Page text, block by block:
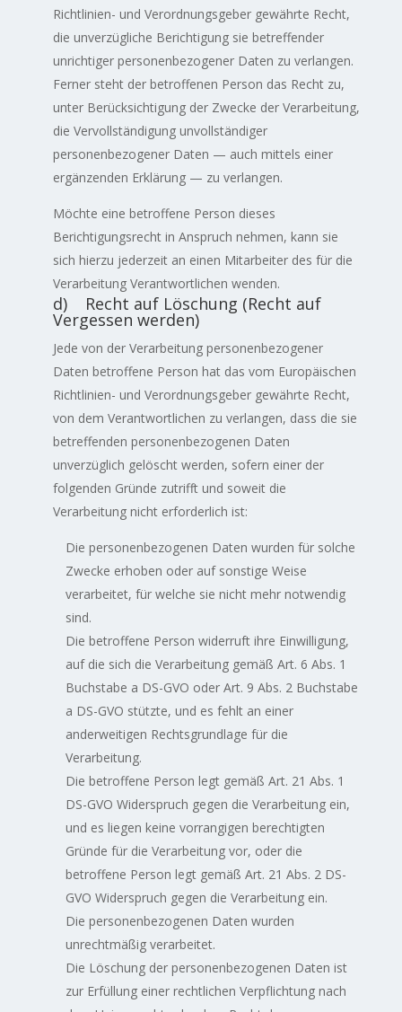
Richtlinien- und Verordnungsgeber gewährte Recht,
die unverzügliche Berichtigung sie betreffender
unrichtiger personenbezogener Daten zu verlangen.
Ferner steht der betroffenen Person das Recht zu,
unter Berücksichtigung der Zwecke der Verarbeitung,
die Vervollständigung unvollständiger
personenbezogener Daten — auch mittels einer
ergänzenden Erklärung — zu verlangen.
Möchte eine betroffene Person dieses
Berichtigungsrecht in Anspruch nehmen, kann sie
sich hierzu jederzeit an einen Mitarbeiter des für die
Verarbeitung Verantwortlichen wenden.
d) Recht auf Löschung (Recht auf
Vergessen werden)
Jede von der Verarbeitung personenbezogener
Daten betroffene Person hat das vom Europäischen
Richtlinien- und Verordnungsgeber gewährte Recht,
von dem Verantwortlichen zu verlangen, dass die sie
betreffenden personenbezogenen Daten
unverzüglich gelöscht werden, sofern einer der
folgenden Gründe zutrifft und soweit die
Verarbeitung nicht erforderlich ist:
Die personenbezogenen Daten wurden für solche
Zwecke erhoben oder auf sonstige Weise
verarbeitet, für welche sie nicht mehr notwendig
sind.
Die betroffene Person widerruft ihre Einwilligung,
auf die sich die Verarbeitung gemäß Art. 6 Abs. 1
Buchstabe a DS-GVO oder Art. 9 Abs. 2 Buchstabe
a DS-GVO stützte, und es fehlt an einer
anderweitigen Rechtsgrundlage für die
Verarbeitung.
Die betroffene Person legt gemäß Art. 21 Abs. 1
DS-GVO Widerspruch gegen die Verarbeitung ein,
und es liegen keine vorrangigen berechtigten
Gründe für die Verarbeitung vor, oder die
betroffene Person legt gemäß Art. 21 Abs. 2 DS-
GVO Widerspruch gegen die Verarbeitung ein.
Die personenbezogenen Daten wurden
unrechtmäßig verarbeitet.
Die Löschung der personenbezogenen Daten ist
zur Erfüllung einer rechtlichen Verpflichtung nach